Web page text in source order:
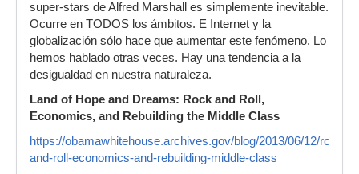
super-stars de Alfred Marshall es simplemente inevitable.
Ocurre en TODOS los ámbitos. E Internet y la
globalización sólo hace que aumentar este fenómeno. Lo
hemos hablado otras veces. Hay una tendencia a la
desigualdad en nuestra naturaleza.
Land of Hope and Dreams: Rock and Roll,
Economics, and Rebuilding the Middle Class
https://obamawhitehouse.archives.gov/blog/2013/06/12/rock-
and-roll-economics-and-rebuilding-middle-class